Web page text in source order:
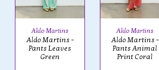
Aldo Martins
Aldo Martins -
Pants Leaves
Green
Aldo Martins
Aldo Martins -
Pants Animal
Print Coral